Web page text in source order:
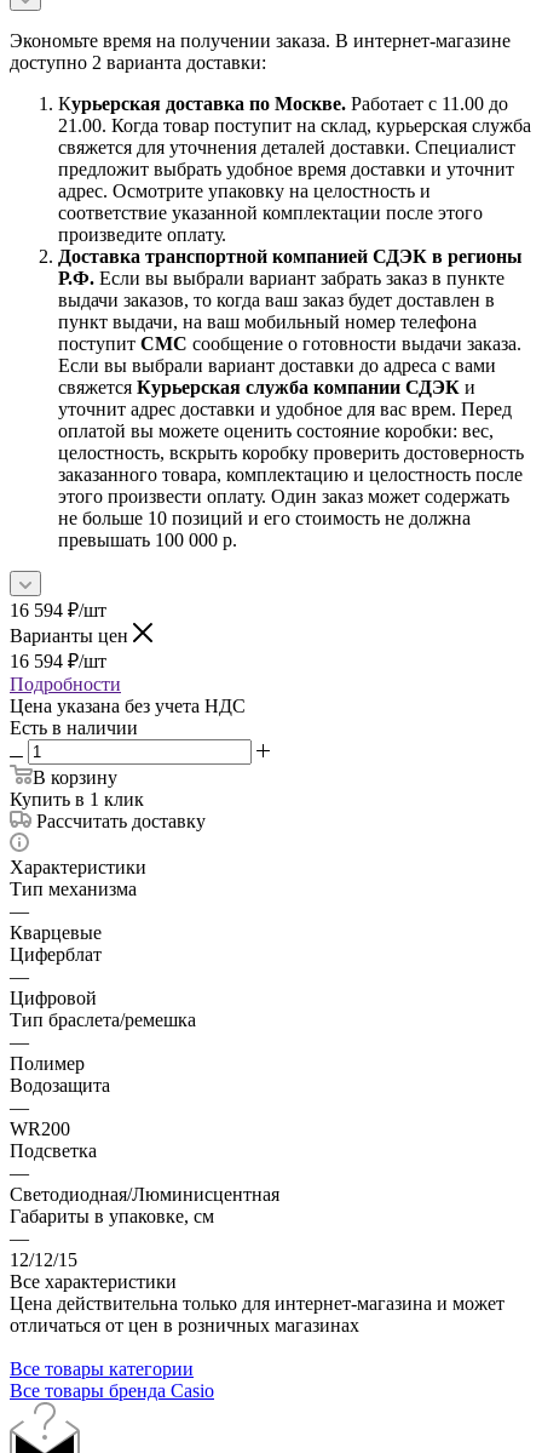
Экономьте время на получении заказа. В интернет-магазине
доступно 2 варианта доставки:
Курьерская доставка по Москве. Работает с 11.00 до
21.00. Когда товар поступит на склад, курьерская служба
свяжется для уточнения деталей доставки. Специалист
предложит выбрать удобное время доставки и уточнит
адрес. Осмотрите упаковку на целостность и
соответствие указанной комплектации после этого
произведите оплату.
Доставка транспортной компанией СДЭК в регионы
Р.Ф. Если вы выбрали вариант забрать заказ в пункте
выдачи заказов, то когда ваш заказ будет доставлен в
пункт выдачи, на ваш мобильный номер телефона
поступит СМС сообщение о готовности выдачи заказа.
Если вы выбрали вариант доставки до адреса с вами
свяжется Курьерская служба компании СДЭК и
уточнит адрес доставки и удобное для вас врем. Перед
оплатой вы можете оценить состояние коробки: вес,
целостность, вскрыть коробку проверить достоверность
заказанного товара, комплектацию и целостность после
этого произвести оплату. Один заказ может содержать
не больше 10 позиций и его стоимость не должна
превышать 100 000 р.
16 594 ₽/шт
Варианты цен
16 594 ₽/шт
Подробности
Цена указана без учета НДС
Есть в наличии
В корзину
Купить в 1 клик
Рассчитать доставку
Характеристики
Тип механизма
—
Кварцевые
Циферблат
—
Цифровой
Тип браслета/ремешка
—
Полимер
Водозащита
—
WR200
Подсветка
—
Светодиодная/Люминисцентная
Габариты в упаковке, см
—
12/12/15
Все характеристики
Цена действительна только для интернет-магазина и может
отличаться от цен в розничных магазинах
Все товары категории
Все товары бренда Casio